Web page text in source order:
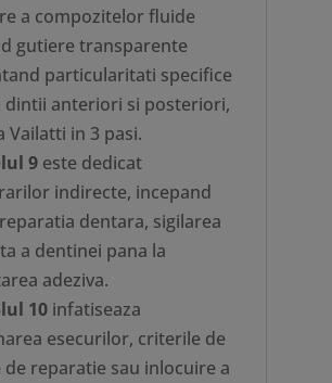
a compozitelor fluide
gutiere transparente
particularitati specifice
dintii anteriori si posteriori,
Vailatti in 3 pasi.
9este dedicat
indirecte, incepand
dentara, sigilarea
a dentinei pana la
adeziva.
10infatiseaza
esecurilor, criterile de
de reparatie sau inlocuire a